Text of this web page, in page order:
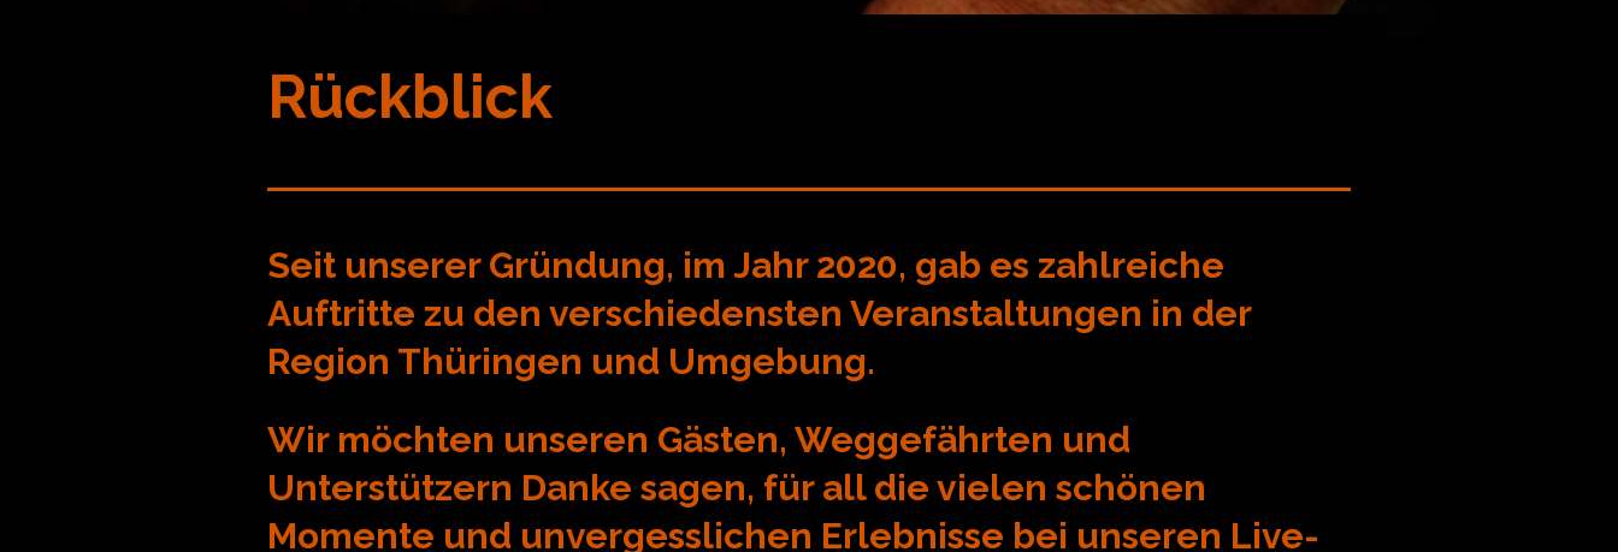
Rückblick
Seit unserer Gründung, im Jahr 2020, gab es zahlreiche
Auftritte zu den verschiedensten Veranstaltungen in der
Region Thüringen und Umgebung.
Wir möchten unseren Gästen, Weggefährten und
Unterstützern Danke sagen, für all die vielen schönen
Momente und unvergesslichen Erlebnisse bei unseren Live-